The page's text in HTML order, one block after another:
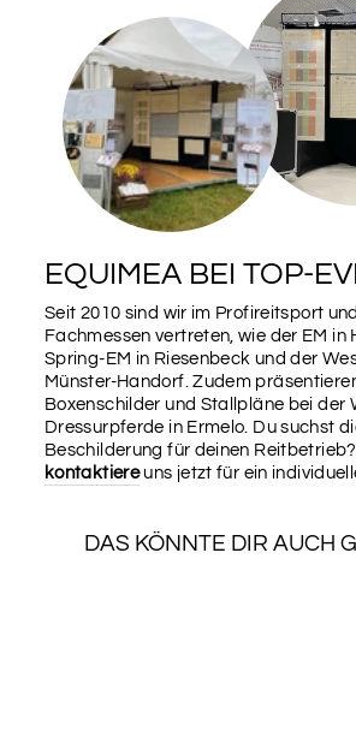
EQUIMEA BEI TOP-
Seit 2010 sind wir im Profireitsport
Fachmessen vertreten, wie der EM in
Spring-EM in Riesenbeck und der
Münster-Handorf. Zudem
Boxenschilder und Stallpläne bei der
Dressurpferde in Ermelo. Du suchst
Beschilderung für deinen
kontaktiere uns jetzt für ein
DAS KÖNNTE DIR AUCH